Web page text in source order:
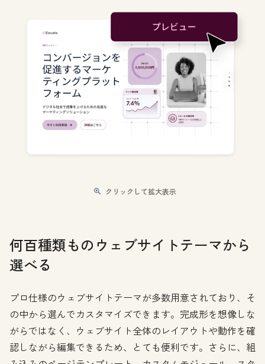
クリックして拡大表示
何百種類ものウェブサイトテーマから
選べる
プロ仕様のウェブサイトテーマが多数用意されており、そ
の中から選んでカスタマイズできます。完成形を想像しな
がらではなく、ウェブサイト全体のレイアウトや動作を確
認しながら編集できるため、とても便利です。さらに、組